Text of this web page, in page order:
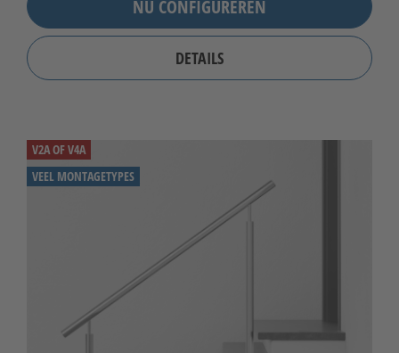
NU CONFIGUREREN
DETAILS
V2A OF V4A
VEEL MONTAGETYPES